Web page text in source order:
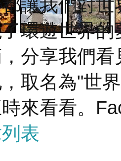
讓我們對
環遊世界
分享我們
取名為"世
來看看。
表